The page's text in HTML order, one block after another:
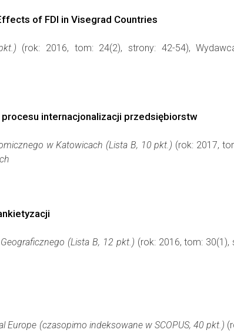
of FDI in Visegrad Countries
(rok: 2016, tom: 24(2), strony: 42-54),
internacjonalizacji przedsiębiorstw
w Katowicach (Lista B, 10 pkt.) (rok: 2017,
(Lista B, 12 pkt.) (rok: 2016, tom: 30(1),
(czasopimo indeksowane w SCOPUS, 40 pkt.)